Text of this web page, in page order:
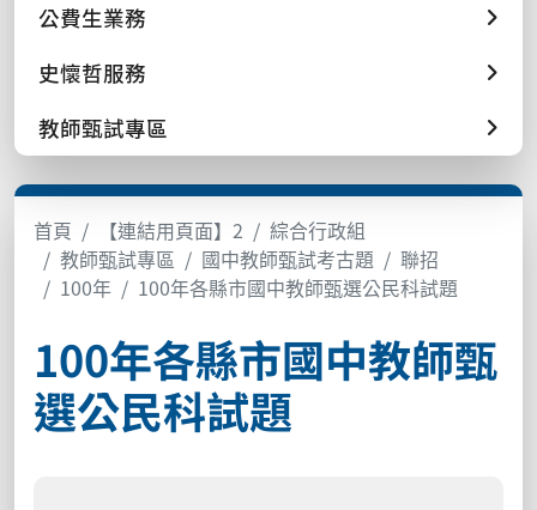
公費生業務
史懷哲服務
教師甄試專區
首頁 【連結用頁面】2
綜合行政組
教師甄試專區
國中教師甄試考古題
聯招
100年
100年各縣市國中教師甄選公民科試題
100年各縣市國中教師甄
選公民科試題